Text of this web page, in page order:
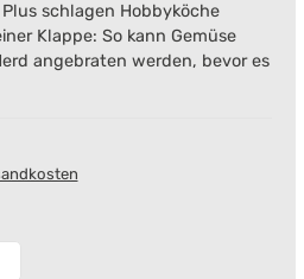
schlagen Hobbyköche
Klappe: So kann Gemüse
angebraten werden, bevor es